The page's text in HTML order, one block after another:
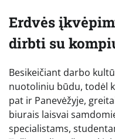
Erdvės
dirbti su
Besikeičiant darbo
nuotoliniu būdu, todėl
pat ir Panevėžyje,
biurais laisvai
specialistams,